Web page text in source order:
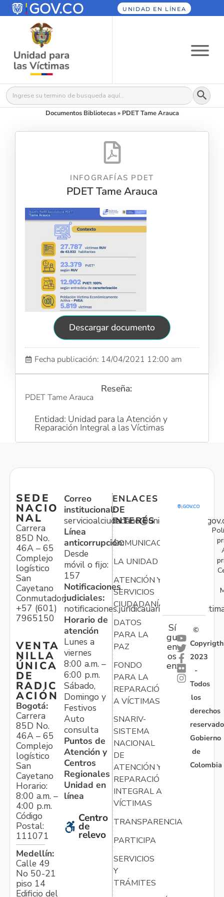
UNIDAD EN LÍNEA
Buscar: Botón
Documentos Bibliotecas» PDET Tame Arauca
INFOGRAFÍAS PDET
PDET Tame Arauca
Descargar documento
Fecha publicación: 14/04/2021 12:00 am
Reseña:
PDET Tame Arauca
Entidad: Unidad para la Atención y
Reparación Integral a las Víctimas
SEDE
NACIO
NAL
Carrera
85D No.
46A – 65
Complejo
logístico
San
Cayetano
Conmutador:
+57 (601)
7965150
VENTA
NILLA
ÚNICA
DE
RADIC
ACIÓN
Bogotá:
Carrera
85D No.
46A – 65
Complejo
logístico
San
Cayetano
Horario:
8:00 a.m. –
4:00 p.m.
Código
Postal:
111071
Medellín:
Calle 49
No 50-21
piso 14
Edificio del
Correo
institucional:
Línea
anticorrupción:
Desde
móvil o fijo:
157
Notificaciones
judiciales:
Horario de
atención
Lunes a
viernes
8:00 a.m. –
6:00 p.m.
Sábado,
Domingo y
Festivos
Auto
consulta
Puntos de
Atención y
Centros
Regionales
Unidad en
línea
Centro
de
relevo
ENLACES
DE
INTERÉS
COMUNICACIONES
LA UNIDAD
ATENCIÓN Y
SERVICIOS
CIUDADANÍA
DATOS
PARA LA
PAZ
FONDO
PARA LA
REPARACIÓN
A VÍCTIMAS
SNARIV-
SISTEMA
NACIONAL
DE
ATENCIÓN Y
REPARACIÓN
INTEGRAL A
VÍCTIMAS
TRANSPARENCIA
PARTICIPA
SERVICIOS
Y
TRÁMITES
Sí
gu
en
os
en:
©
Copyrigth
2023
-
Todos
los
derechos
Gobierno
de
Colombia